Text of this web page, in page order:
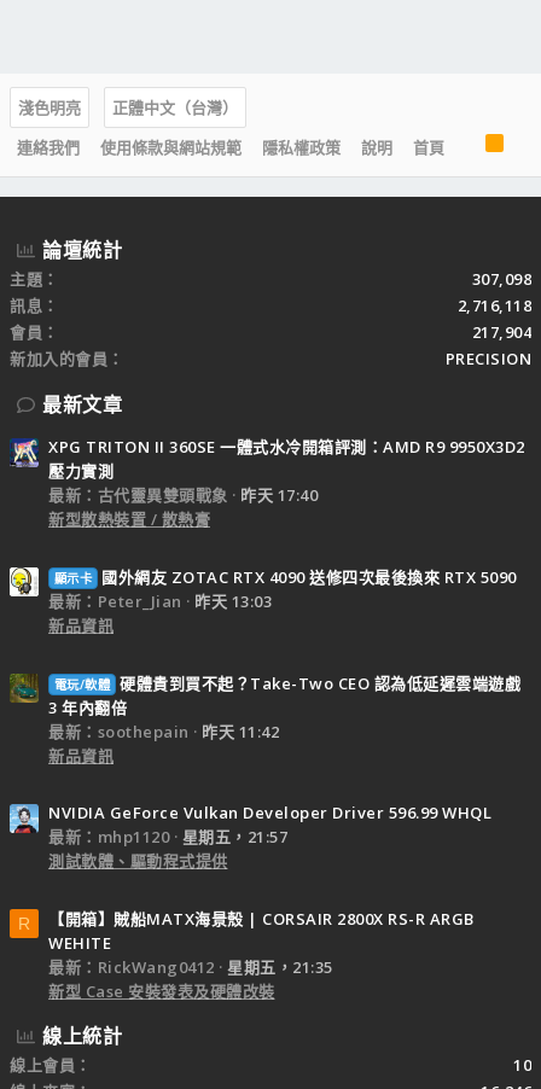
淺色明亮
正體中文（台灣）
連絡我們
使用條款與網站規範 隱私權政策 說明 首頁
R
S
S
論壇統計
主題
307,098
訊息
2,716,118
會員
217,904
新加入的會員
PRECISION
最新文章
XPG TRITON II 360SE 一體式水冷開箱評測：AMD R9 9950X3D2
壓力實測
最新：古代靈異雙頭戰象
昨天 17:40
新型散熱裝置 / 散熱膏
顯示卡
國外網友 ZOTAC RTX 4090 送修四次最後換來 RTX 5090
最新：Peter_Jian
昨天 13:03
新品資訊
電玩/軟體 硬體貴到買不起？Take-Two CEO 認為低延遲雲端遊戲
3 年內翻倍
最新：soothepain
昨天 11:42
新品資訊
NVIDIA GeForce Vulkan Developer Driver 596.99 WHQL
最新：mhp1120
星期五，21:57
測試軟體、驅動程式提供
R
【開箱】賊船MATX海景殼 | CORSAIR 2800X RS-R ARGB
WEHITE
最新：RickWang0412
星期五，21:35
新型 Case 安裝發表及硬體改裝
線上統計
線上會員
10